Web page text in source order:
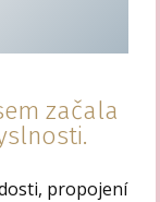
začala
propojení